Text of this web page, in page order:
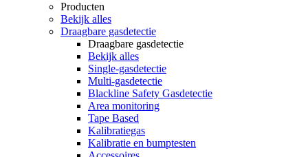
Producten
Bekijk alles
Draagbare gasdetectie
Draagbare gasdetectie
Bekijk alles
Single-gasdetectie
Multi-gasdetectie
Blackline Safety Gasdetectie
Area monitoring
Tape Based
Kalibratiegas
Kalibratie en bumptesten